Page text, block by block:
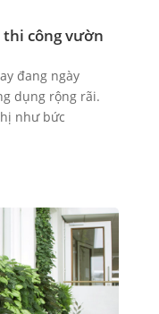
công vườn
đang ngày
dụng rộng rãi.
như bức